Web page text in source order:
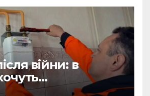
війни: в